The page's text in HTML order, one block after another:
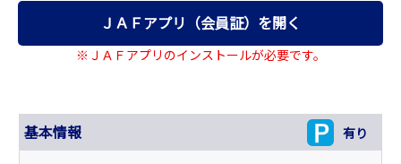
く)
ＪＡＦアプリ（会員証）を開く
※ＪＡＦアプリのインストールが必要です。
基本情報 有り